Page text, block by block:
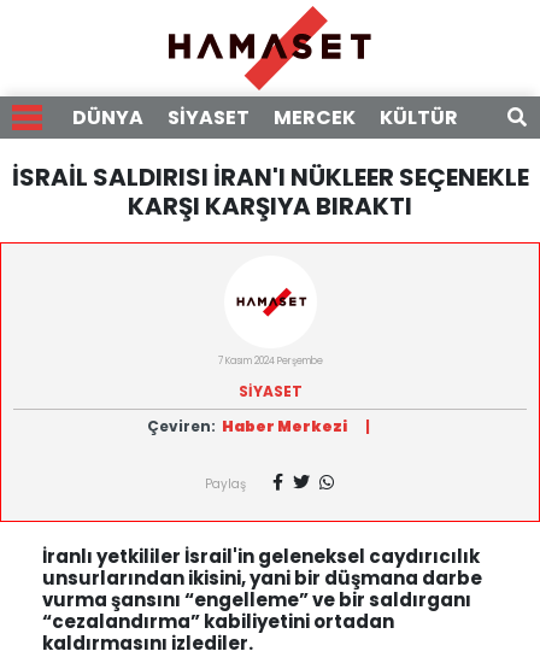
DÜNYA SİYASET MERCEK KÜLTÜR
İSRAİL SALDIRISI İRAN'I NÜKLEER SEÇENEKLE
KARŞI KARŞIYA BIRAKTI
7 Kasım 2024 Perşembe
SİYASET
Çeviren: Haber Merkezi |
Paylaş
İranlı yetkililer İsrail'in geleneksel caydırıcılık
unsurlarından ikisini, yani bir düşmana darbe
vurma şansını “engelleme” ve bir saldırganı
“cezalandırma” kabiliyetini ortadan
kaldırmasını izlediler.